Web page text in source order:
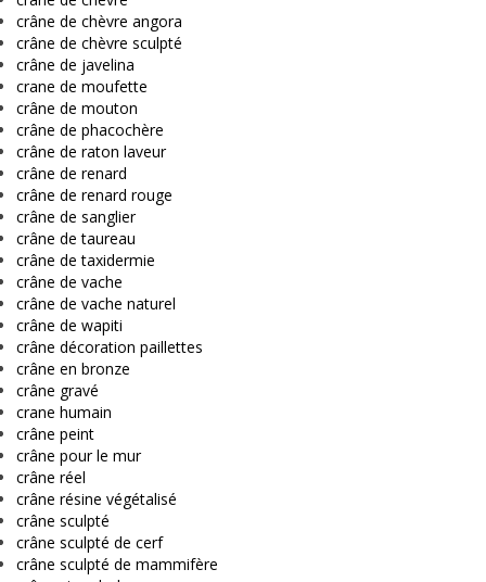
crâne de chèvre angora
crâne de chèvre sculpté
crâne de javelina
crane de moufette
crâne de mouton
crâne de phacochère
crâne de raton laveur
crâne de renard
crâne de renard rouge
crâne de sanglier
crâne de taureau
crâne de taxidermie
crâne de vache
crâne de vache naturel
crâne de wapiti
crâne décoration paillettes
crâne en bronze
crâne gravé
crane humain
crâne peint
crâne pour le mur
crâne réel
crâne résine végétalisé
crâne sculpté
crâne sculpté de cerf
crâne sculpté de mammifère